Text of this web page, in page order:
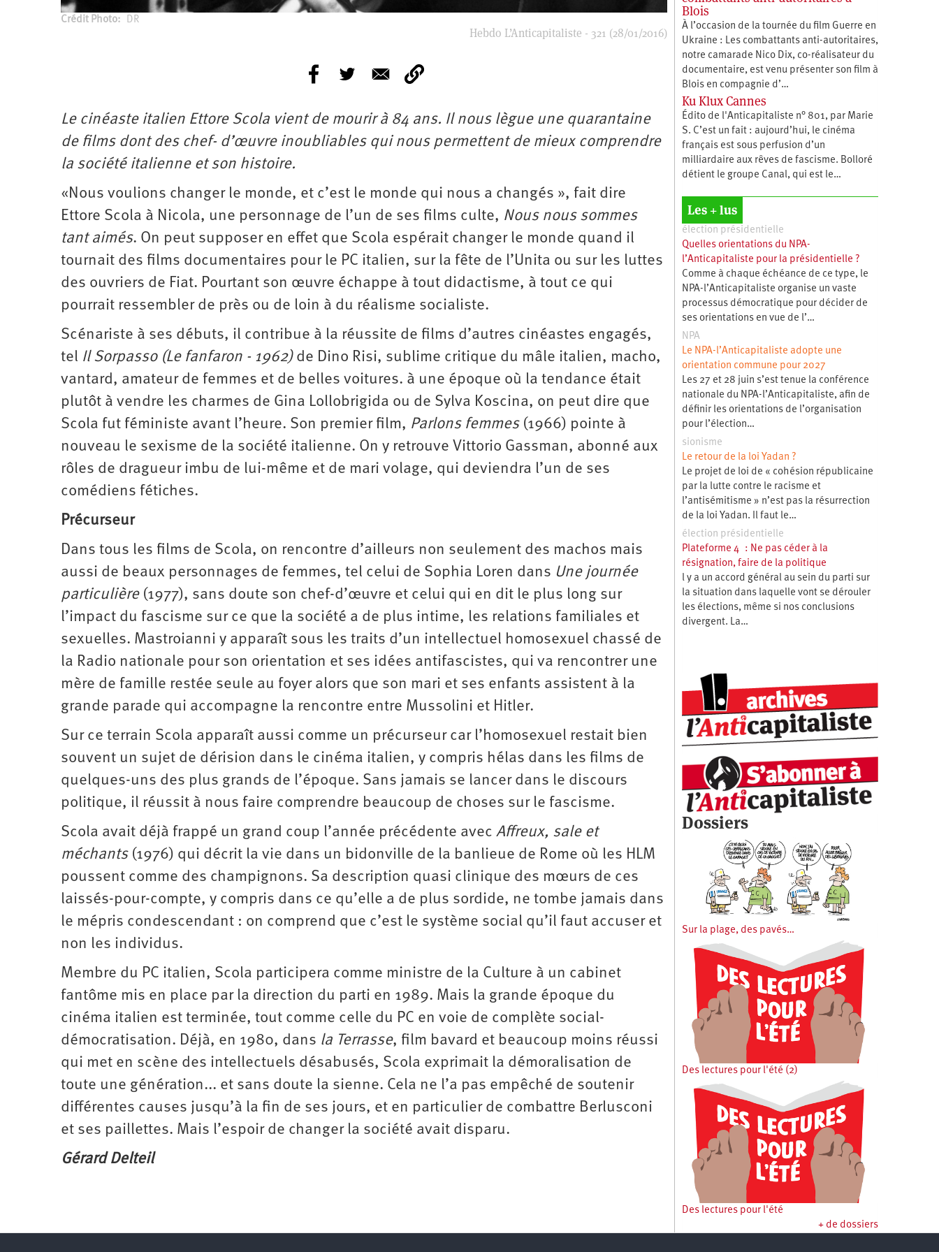
Crédit Photo DR
Hebdo L’Anticapitaliste - 321 (28/01/2016)
Le cinéaste italien Ettore Scola vient de mourir à 84 ans. Il nous lègue une quarantaine
de films dont des chef- d’œuvre inoubliables qui nous permettent de mieux comprendre
la société italienne et son histoire.
«Nous voulions changer le monde, et c’est le monde qui nous a changés », fait dire
Ettore Scola à Nicola, une personnage de l’un de ses films culte, Nous nous sommes
tant aimés. On peut supposer en effet que Scola espérait changer le monde quand il
tournait des films documentaires pour le PC italien, sur la fête de l’Unita ou sur les luttes
des ouvriers de Fiat. Pourtant son œuvre échappe à tout didactisme, à tout ce qui
pourrait ressembler de près ou de loin à du réalisme socialiste.
Scénariste à ses débuts, il contribue à la réussite de films d’autres cinéastes engagés,
tel Il Sorpasso (Le fanfaron - 1962)de Dino Risi, sublime critique du mâle italien, macho,
vantard, amateur de femmes et de belles voitures. à une époque où la tendance était
plutôt à vendre les charmes de Gina Lollobrigida ou de Sylva Koscina, on peut dire que
Scola fut féministe avant l’heure. Son premier film, Parlons femmes(1966) pointe à
nouveau le sexisme de la société italienne. On y retrouve Vittorio Gassman, abonné aux
rôles de dragueur imbu de lui-même et de mari volage, qui deviendra l’un de ses
comédiens fétiches.
Précurseur
Dans tous les films de Scola, on rencontre d’ailleurs non seulement des machos mais
aussi de beaux personnages de femmes, tel celui de Sophia Loren dans Une journée
particulière(1977), sans doute son chef-d’œuvre et celui qui en dit le plus long sur
l’impact du fascisme sur ce que la société a de plus intime, les relations familiales et
sexuelles. Mastroianni y apparaît sous les traits d’un intellectuel homosexuel chassé de
la Radio nationale pour son orientation et ses idées antifascistes, qui va rencontrer une
mère de famille restée seule au foyer alors que son mari et ses enfants assistent à la
grande parade qui accompagne la rencontre entre Mussolini et Hitler.
Sur ce terrain Scola apparaît aussi comme un précurseur car l’homosexuel restait bien
souvent un sujet de dérision dans le cinéma italien, y compris hélas dans les films de
quelques-uns des plus grands de l’époque. Sans jamais se lancer dans le discours
politique, il réussit à nous faire comprendre beaucoup de choses sur le fascisme.
Scola avait déjà frappé un grand coup l’année précédente avec Affreux, sale et
méchants(1976) qui décrit la vie dans un bidonville de la banlieue de Rome où les HLM
poussent comme des champignons. Sa description quasi clinique des mœurs de ces
laissés-pour-compte, y compris dans ce qu’elle a de plus sordide, ne tombe jamais dans
le mépris condescendant : on comprend que c’est le système social qu’il faut accuser et
non les individus.
Membre du PC italien, Scola participera comme ministre de la Culture à un cabinet
fantôme mis en place par la direction du parti en 1989. Mais la grande époque du
cinéma italien est terminée, tout comme celle du PC en voie de complète social-
démocratisation. Déjà, en 1980, dans la Terrasse, film bavard et beaucoup moins réussi
qui met en scène des intellectuels désabusés, Scola exprimait la démoralisation de
toute une génération... et sans doute la sienne. Cela ne l’a pas empêché de soutenir
différentes causes jusqu’à la fin de ses jours, et en particulier de combattre Berlusconi
et ses paillettes. Mais l’espoir de changer la société avait disparu.
Gérard Delteil
Blois
À l’occasion de la tournée du film Guerre en
Ukraine : Les combattants anti-autoritaires,
notre camarade Nico Dix, co-réalisateur du
documentaire, est venu présenter son film à
Blois en compagnie d’…
Ku Klux Cannes
Édito de l'Anticapitaliste n° 801, par Marie
S. C’est un fait : aujourd’hui, le cinéma
français est sous perfusion d’un
milliardaire aux rêves de fascisme. Bolloré
détient le groupe Canal, qui est le…
Les + lus
élection présidentielle
Quelles orientations du NPA-
l’Anticapitaliste pour la présidentielle ?
Comme à chaque échéance de ce type, le
NPA-l’Anticapitaliste organise un vaste
processus démocratique pour décider de
ses orientations en vue de l’…
NPA
Le NPA-l’Anticapitaliste adopte une
orientation commune pour 2027
Les 27 et 28 juin s’est tenue la conférence
nationale du NPA-l’Anticapitaliste, afin de
définir les orientations de l’organisation
pour l’élection…
sionisme
Le retour de la loi Yadan ?
Le projet de loi de « cohésion républicaine
par la lutte contre le racisme et
l’antisémitisme » n’est pas la résurrection
de la loi Yadan. Il faut le…
élection présidentielle
Plateforme 4 : Ne pas céder à la
résignation, faire de la politique
l y a un accord général au sein du parti sur
la situation dans laquelle vont se dérouler
les élections, même si nos conclusions
divergent. La…
Dossiers
Sur la plage, des pavés…
Des lectures pour l'été (2)
Des lectures pour l'été
+ de dossiers